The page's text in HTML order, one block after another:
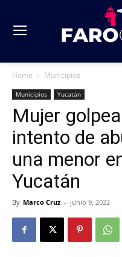
Home Municipios
Municipios Yucatán
Mujer
intento de
una menor
Yucatán
By Marco Cruz - junio 9, 2022